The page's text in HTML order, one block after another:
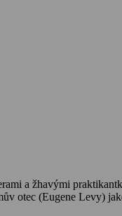
a žhavými
otec (Eugene Levy)